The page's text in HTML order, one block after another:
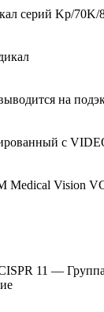
Kp/70K/
на
с
Vision
11 —